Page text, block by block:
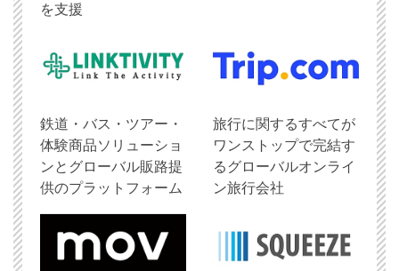
を支援
鉄道・バス・ツアー・
体験商品ソリューショ
ンとグローバル販路提
供のプラットフォーム
旅行に関するすべてが
ワンストップで完結す
るグローバルオンライ
ン旅行会社